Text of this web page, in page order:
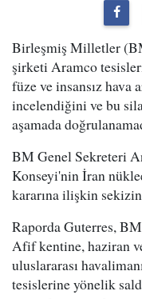
Birleşmiş Milletler
şirketi Aramco
füze ve insansız hava
incelendiğini ve bu
aşamada
BM Genel Sekreteri
Konseyi'nin İran
kararına ilişkin
Raporda Guterres,
Afif kentine, haziran
uluslararası
tesislerine yönelik